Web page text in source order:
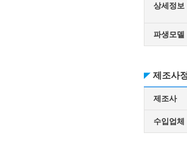
상세정보
파생모델
제조사
제조사
수입업체